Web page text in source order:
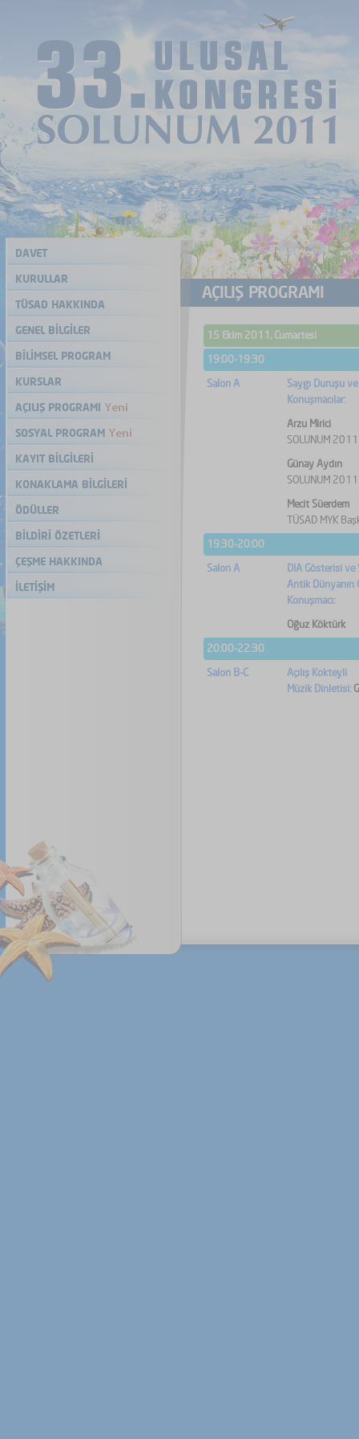
DAVET
KURULLAR
TÜSAD HAKKINDA
GENEL BİLGİLER
BİLİMSEL PROGRAM
KURSLAR
AÇILIŞ PROGRAMI
SOSYAL PROGRAM
KAYIT BİLGİLERİ
KONAKLAMA BİLGİLERİ
ÖDÜLLER
BİLDİRİ ÖZETLERİ
ÇEŞME HAKKINDA
İLETİŞİM
AÇILIŞ PROGRAMI
15 Ekim 2011, Cumartesi
19:00-19:30
Salon A
Saygı Duruşu
Konuşmacılar:
Arzu Mirici
SOLUNUM
Günay Aydın
SOLUNUM
Mecit Süerdem
TÜSAD MYK
19:30-20:00
Salon A
DIA Gösterisi ve
Antik Dünyanın
Konuşmacı:
Oğuz Köktürk
20:00-22:30
Salon B-C
Açılış Kokteyli
Müzik Dinletisi: